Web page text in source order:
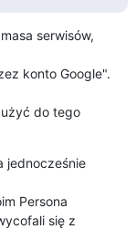
serwisów,
konto Google".
do tego
jednocześnie
się z